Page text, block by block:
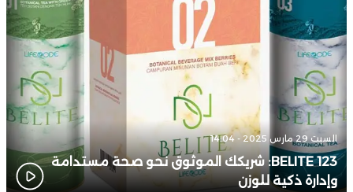
السبت 29 مارس 2025 - 14:04
BELITE 123: شريكك الموثوق نحو صحة مستدامة
وإدارة ذكية للوزن